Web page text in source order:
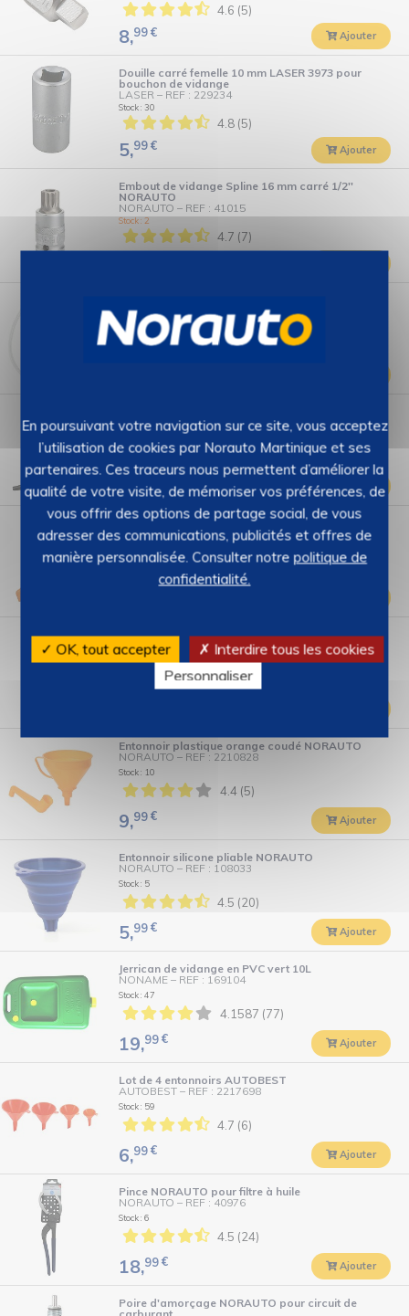
4.6 (5)
8,99€ Ajouter
Douille carré femelle 10 mm LASER 3973 pour
bouchon de vidange
LASER – REF : 229234
Stock : 30
4.8 (5)
5,99€ Ajouter
Embout de vidange Spline 16 mm carré 1/2''
NORAUTO
NORAUTO – REF : 41015
Stock : 2
4.7 (7)
AUTOBEST
REF : 2393903
Stock : 18
3.7 (7)
NORAUTO–REF : 2869711
2 (1)
5, Ajouter
Entonnoir coude orange NORAUTO
NORAUTO–REF : 2869189
Stock : 20
Entonnoir orange bec démontable NORAUTO
NORAUTO
REF : 2210827
Stock : 18
4 (6)
Entonnoir plastique orange coudé NORAUTO
NORAUTO– REF : 2210828
Stock : 10
4.4 (5)
9,99€ Ajouter
Entonnoir silicone pliable NORAUTO
NORAUTO – REF : 108033
Stock : 5
4.5 (20)
5,99€ Ajouter
Jerrican de vidange en PVC vert 10L
NONAME – REF : 169104
Stock : 47
4.1587 (77)
19,99€ Ajouter
Lot de 4 entonnoirs AUTOBEST
AUTOBEST – REF : 2217698
Stock : 59
4.7 (6)
6,99€ Ajouter
Pince NORAUTO pour filtre à huile
NORAUTO – REF : 40976
Stock : 6
4.5 (24)
18,99€ Ajouter
Poire d'amorçage NORAUTO pour circuit de
En poursuivant votre navigation sur ce site, vous acceptez
l’utilisation de cookies par Norauto Martinique et ses
partenaires. Ces traceurs nous permettent d’améliorer la
qualité de votre visite, de mémoriser vos préférences, de
vous offrir des options de partage social, de vous
adresser des communications, publicités et offres de
manière personnalisée. Consulter notre politique de
confidentialité.
✓ OK, tout accepter
✗ Interdire tous les cookies
Personnaliser